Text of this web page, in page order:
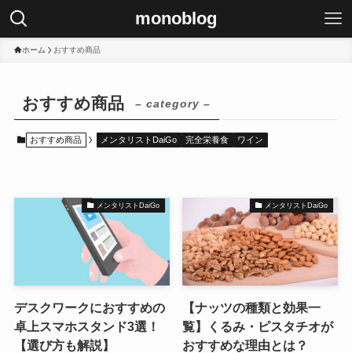
monoblog
ホーム おすすめ商品
おすすめ商品 – category –
おすすめ商品 メンタリストDaiGo 完全栄養食 ワイン
メンタリストDaiGo
デスクワークにおすすめの
卓上スマホスタンド3選！
【選び方も解説】
メンタリストDaiGo
【ナッツの種類と効果一
覧】くるみ・ピスタチオが
おすすめな理由とは？